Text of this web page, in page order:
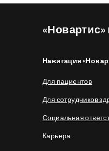
«Новартис»
Навигация
Для пациентов
Для сотрудников
Социальная
Карьера